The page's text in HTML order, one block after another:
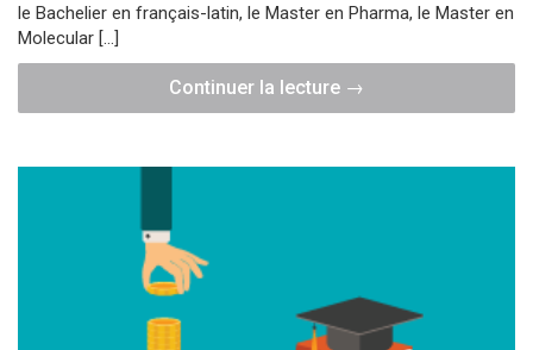
le Bachelier en français-latin, le Master en Pharma, le Master en
Molecular […]
Continuer la lecture "Particuliers
|
a
→